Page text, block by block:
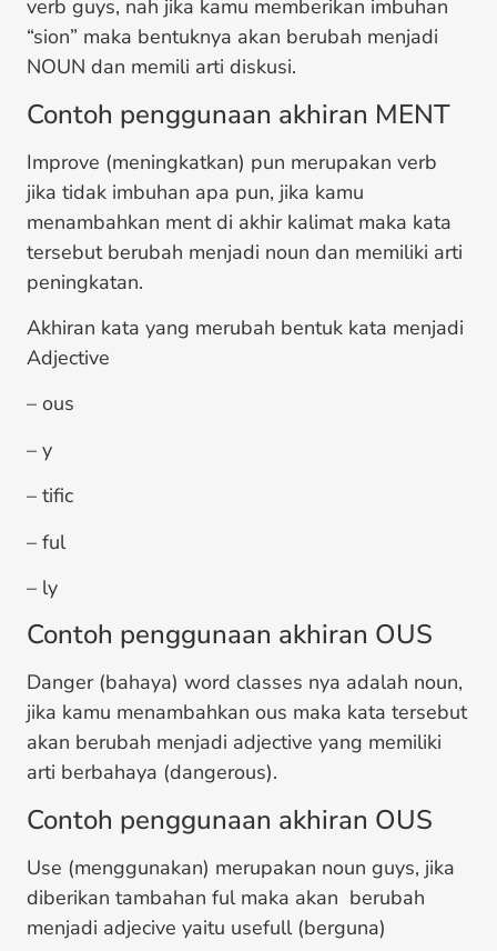
verb guys, nah jika kamu memberikan imbuhan
“sion” maka bentuknya akan berubah menjadi
NOUN dan memili arti diskusi.
Contoh penggunaan akhiran MENT
Improve (meningkatkan) pun merupakan verb
jika tidak imbuhan apa pun, jika kamu
menambahkan ment di akhir kalimat maka kata
tersebut berubah menjadi noun dan memiliki arti
peningkatan.
Akhiran kata yang merubah bentuk kata menjadi
Adjective
– ous
– y
– tific
– ful
– ly
Contoh penggunaan akhiran OUS
Danger (bahaya) word classes nya adalah noun,
jika kamu menambahkan ous maka kata tersebut
akan berubah menjadi adjective yang memiliki
arti berbahaya (dangerous).
Contoh penggunaan akhiran OUS
Use (menggunakan) merupakan noun guys, jika
diberikan tambahan ful maka akan berubah
menjadi adjecive yaitu usefull (berguna)